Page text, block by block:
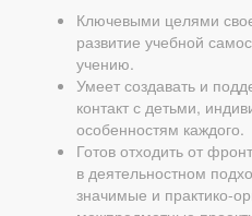
Ключевыми целями
развитие учебной
учению.
Умеет создавать и
контакт с детьми,
особенностям каждого.
Готов отходить от
в деятельностном
значимые и практико-